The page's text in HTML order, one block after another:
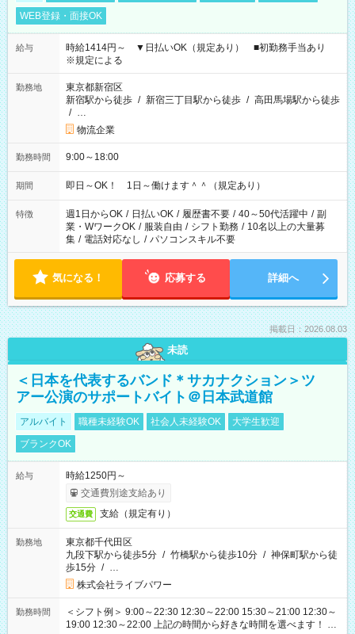
WEB登録・面接OK
給与
時給1414円～ ▼日払いOK（規定あり） ■初勤務手当あり
※規定による
勤務地
東京都新宿区
新宿駅から徒歩 / 新宿三丁目駅から徒歩 / 高田馬場駅から徒歩
/ …
物流企業
勤務時間 9:00～18:00
期間 即日～OK！ 1日～働けます＾＾（規定あり）
特徴 週1日からOK / 日払いOK / 履歴書不要 / 40～50代活躍中 / 副
業・WワークOK / 服装自由 / シフト勤務 / 10名以上の大量募
集 / 電話対応なし / パソコンスキル不要
気になる！ 応募する 詳細へ
掲載日：2026.08.03
未読
＜日本を代表するバンド＊サカナクション＞ツ
アー公演のサポートバイト＠日本武道館
アルバイト 職種未経験OK 社会人未経験OK
大学生歓迎
ブランクOK
給与
時給1250円～
交通費別途支給あり
交通費 支給（規定有り）
勤務地
東京都千代田区
九段下駅から徒歩5分 / 竹橋駅から徒歩10分 / 神保町駅から徒
歩15分 / …
株式会社ライブパワー
勤務時間
＜シフト例＞ 9:00～22:30 12:30～22:00 15:30～21:00 12:30～
19:00 12:30～22:00 上記の時間から好きな時間を選べます！ ※